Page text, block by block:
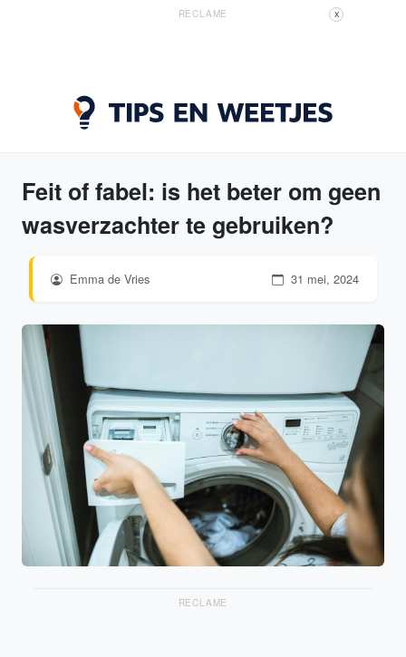
RECLAME X
Feit of fabel: is het beter om geen
wasverzachter te gebruiken?
Emma de Vries 31 mei, 2024
RECLAME